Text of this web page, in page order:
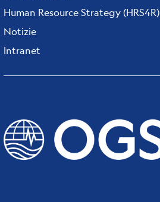
Human Resource Strategy (HRS4R)
Notizie
Intranet